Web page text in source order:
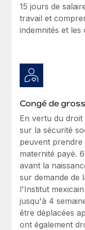
En savoir plus
Phiture, un leader
En savoir plus
15 jours de
travail et
indemnités et les
Congé de
En vertu du droit
sur la sécurité
peuvent prendre
maternité payé.
avant la
sur demande de
l'Institut
jusqu'à 4
être déplacées
ont également